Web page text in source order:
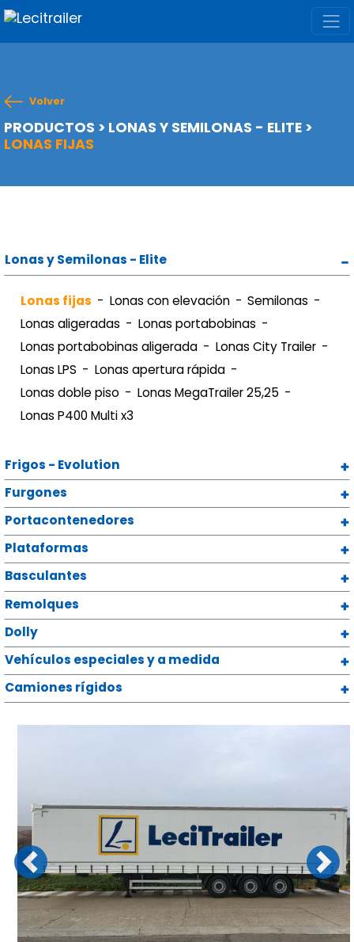
Volver
PRODUCTOS > LONAS Y SEMILONAS - ELITE >
LONAS FIJAS
Lonas y Semilonas - Elite
Lonas fijas Lonas con elevación
Semilonas
Lonas aligeradas
Lonas portabobinas
Lonas portabobinas aligerada
Lonas City Trailer
Lonas LPS
Lonas apertura rápida
Lonas doble piso
Lonas MegaTrailer 25,25
Lonas P400 Multi x3
Frigos - Evolution
Furgones
Portacontenedores
Plataformas
Basculantes
Remolques
Dolly
Vehículos especiales y a medida
Camiones rígidos
Previous Next